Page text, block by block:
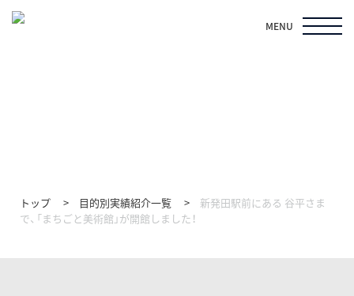
MENU
トップ 目的別実績紹介一覧
新発田駅前にある 谷平さま
で、「まちごと美術館」が開館しました！